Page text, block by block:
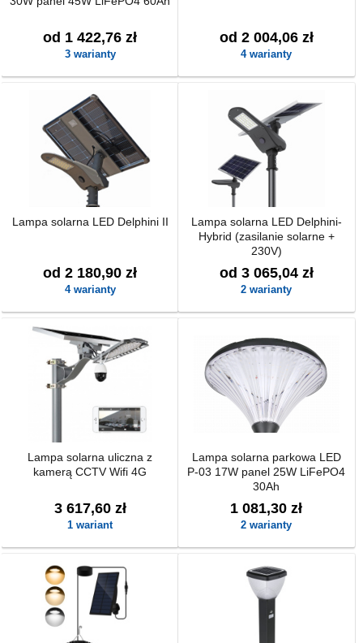
od 1 422,76 zł
3 warianty
od 2 004,06 zł
4 warianty
Lampa solarna LED Delphini II
od 2 180,90 zł
4 warianty
Lampa solarna LED Delphini-
Hybrid (zasilanie solarne +
230V)
od 3 065,04 zł
2 warianty
Lampa solarna uliczna z
kamerą CCTV Wifi 4G
3 617,60 zł
1 wariant
Lampa solarna parkowa LED
P-03 17W panel 25W LiFePO4
30Ah
1 081,30 zł
2 warianty